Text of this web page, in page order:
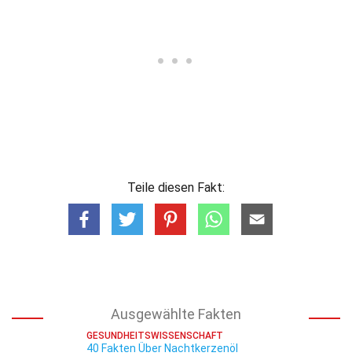
Teile diesen Fakt:
Ausgewählte Fakten
GESUNDHEITSWISSENSCHAFT
40 Fakten Über Nachtkerzenöl